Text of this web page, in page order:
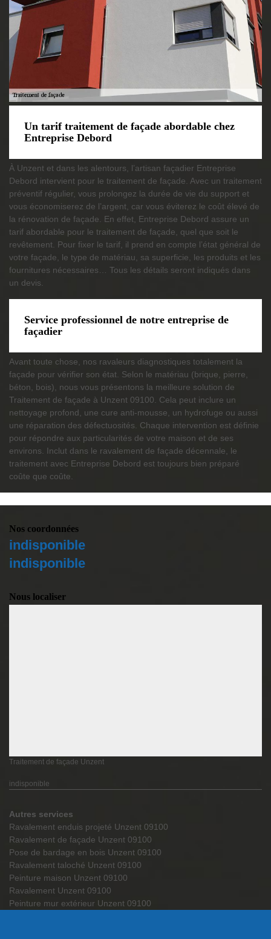
Un tarif traitement de façade abordable chez
Entreprise Debord
À Unzent et dans les alentours, l’artisan façadier Entreprise
Debord intervient pour le traitement de façade. Avec un traitement
préventif régulier, vous prolongez la durée de vie du support et
vous économiserez de l’argent, car vous éviterez le coût élevé de
la rénovation de façade. En effet, Entreprise Debord assure un
tarif abordable pour le traitement de façade, quel que soit le
revêtement. Pour fixer le tarif, il prend en compte l’état général de
votre façade, le type de matériau, sa superficie, les produits et les
fournitures nécessaires… Tous les détails seront indiqués dans
un devis.
Service professionnel de notre entreprise de
façadier
Avant toute chose, nos ravaleurs diagnostiques totalement la
façade pour vérifier son état. Selon le matériau (brique, pierre,
béton, bois), nous vous présentons la meilleure solution de
Traitement de façade à Unzent 09100. Cela peut inclure un
nettoyage profond, une cure anti-mousse, un hydrofuge ou aussi
une réparation des défectuosités. Chaque intervention est définie
pour répondre aux particularités de votre maison et de ses
environs. Inclut dans le ravalement de façade décennale, le
traitement avec Entreprise Debord est toujours bien préparé
coûte que coûte.
Nos coordonnées
indisponible
indisponible
Nous localiser
Traitement de façade Unzent
indisponible
Autres services
Ravalement enduis projeté Unzent 09100
Ravalement de façade Unzent 09100
Pose de bardage en bois Unzent 09100
Ravalement taloché Unzent 09100
Peinture maison Unzent 09100
Ravalement Unzent 09100
Peinture mur extérieur Unzent 09100